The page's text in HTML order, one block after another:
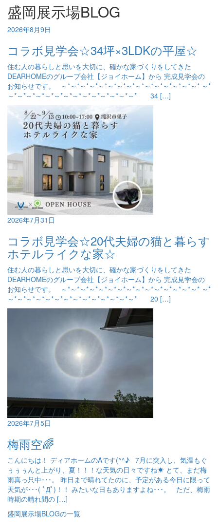
盛岡展示場BLOG
2026年8月9日
コラボ見学会☆34坪×3LDKの平屋☆
住む人の暮らしと思いを大切に、確かな家づくりをしてきた
DEARHOMEのグループ会社【ジョイホーム】から 完成見学会の
お知らせです。 ～*～*～*～*～*～*～*～*～*～*～*～*～*～*～* ～*
～*～*～*～*～*～*～*～*～*～*～*～*～*～* 34 […]
2026年7月31日
コラボ見学会☆20代夫婦の猫と暮らす
ホテルライクな家☆
住む人の暮らしと思いを大切に、確かな家づくりをしてきた
DEARHOMEのグループ会社【ジョイホーム】から 完成見学会の
お知らせです。 ～*～*～*～*～*～*～*～*～*～*～*～*～*～*～* ～*
～*～*～*～*～*～*～*～*～*～*～*～*～*～* 20 […]
2026年7月5日
梅雨空🌈
こんにちは！ ディアホームのAです(^^♪ 7月に突入し、気温もぐ
ぅぅぅんと上がり、夏！！！な天気の日々ですね☀ とて、まだ梅
雨真っ只中･･･。 昨日まで晴れてたのに、予定がある今日に限って
天気が･･･( ﾟДﾟ)！！ みたいな日もありますよね･･･。 ただ、梅雨
時期の晴れ間の […]
盛岡展示場BLOGの一覧